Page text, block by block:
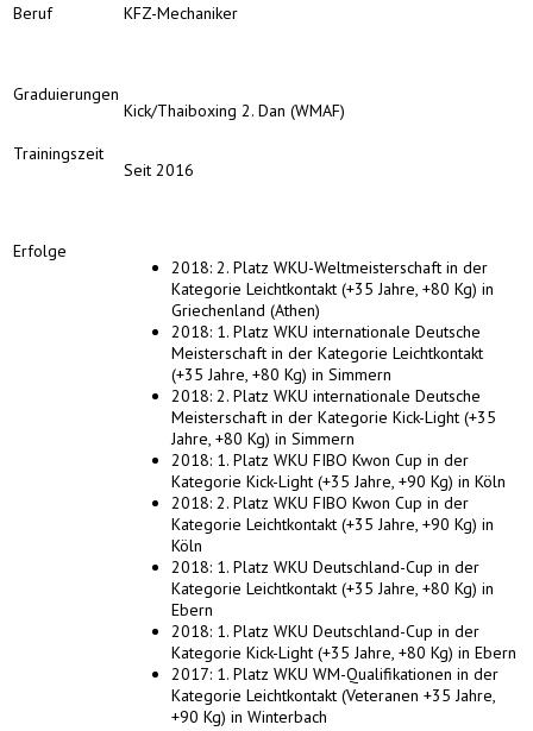
Beruf KFZ-Mechaniker
Graduierungen
Kick/Thaiboxing 2. Dan (WMAF)
Trainingszeit
Seit 2016
Erfolge
2018: 2. Platz WKU-Weltmeisterschaft in der
Kategorie Leichtkontakt (+35 Jahre, +80 Kg) in
Griechenland (Athen)
2018: 1. Platz WKU internationale Deutsche
Meisterschaft in der Kategorie Leichtkontakt
(+35 Jahre, +80 Kg) in Simmern
2018: 2. Platz WKU internationale Deutsche
Meisterschaft in der Kategorie Kick-Light (+35
Jahre, +80 Kg) in Simmern
2018: 1. Platz WKU FIBO Kwon Cup in der
Kategorie Kick-Light (+35 Jahre, +90 Kg) in Köln
2018: 2. Platz WKU FIBO Kwon Cup in der
Kategorie Leichtkontakt (+35 Jahre, +90 Kg) in
Köln
2018: 1. Platz WKU Deutschland-Cup in der
Kategorie Leichtkontakt (+35 Jahre, +80 Kg) in
Ebern
2018: 1. Platz WKU Deutschland-Cup in der
Kategorie Kick-Light (+35 Jahre, +80 Kg) in Ebern
2017: 1. Platz WKU WM-Qualifikationen in der
Kategorie Leichtkontakt (Veteranen +35 Jahre,
+90 Kg) in Winterbach